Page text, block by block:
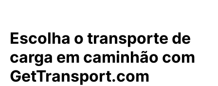
Escolha o transporte de
carga em caminhão com
GetTransport.com